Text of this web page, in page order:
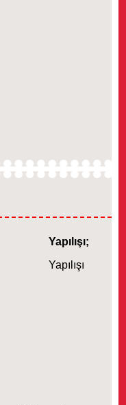
Yapılışı;
Yapılışı